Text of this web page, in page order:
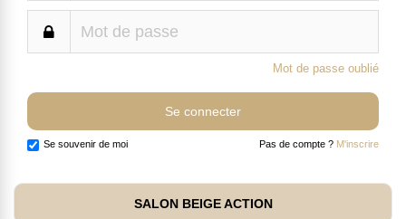
Mot de passe oublié
Se souvenir de moi Pas de compte ? M'inscrire
SALON BEIGE ACTION